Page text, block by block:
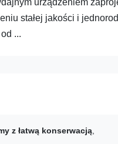
urządzeniem
stałej jakości i
...
z łatwą konserwacją,